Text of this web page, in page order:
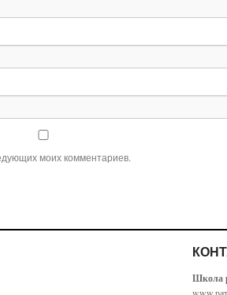
моих комментариев.
Школа